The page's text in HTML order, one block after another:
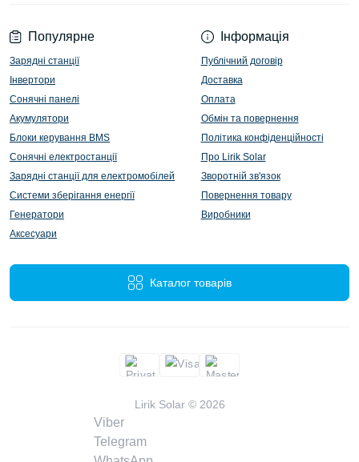
Популярне
Зарядні станції
Інвертори
Сонячні панелі
Акумулятори
Блоки керування BMS
Сонячні електростанції
Зарядні станції для електромобілей
Системи зберігання енергії
Генератори
Аксесуари
Інформація
Публічний договір
Доставка
Оплата
Обмін та повернення
Політика конфіденційності
Про Lirik Solar
Зворотній зв'язок
Повернення товару
Виробники
Каталог товарів
Lirik Solar © 2026
Viber
Telegram